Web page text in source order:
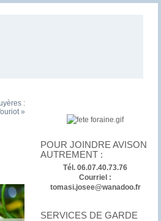
POUR JOINDRE AVISON
AUTREMENT :
Tél. 06.07.40.73.76
Courriel :
tomasi.josee@wanadoo.fr
SERVICES DE GARDE
:
»